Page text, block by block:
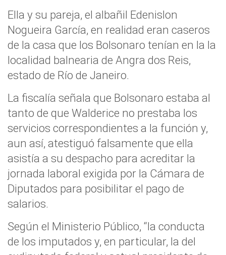
Ella y su pareja, el albañil Edenislon
Nogueira García, en realidad eran caseros
de la casa que los Bolsonaro tenían en la la
localidad balnearia de Angra dos Reis,
estado de Río de Janeiro.
La fiscalía señala que Bolsonaro estaba al
tanto de que Walderice no prestaba los
servicios correspondientes a la función y,
aun así, atestiguó falsamente que ella
asistía a su despacho para acreditar la
jornada laboral exigida por la Cámara de
Diputados para posibilitar el pago de
salarios.
Según el Ministerio Público, “la conducta
de los imputados y, en particular, la del